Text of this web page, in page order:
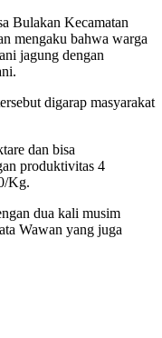
Bulakan Kecamatan
mengaku bahwa warga
jagung dengan
digarap masyarakat
dan bisa
produktivitas 4
Kg.
dua kali musim
Wawan yang juga